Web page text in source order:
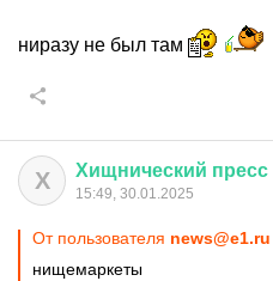
ниразу не был там
Х Хищнический пресс
15:49, 30.01.2025
От пользователя news@e1.ru
нищемаркеты